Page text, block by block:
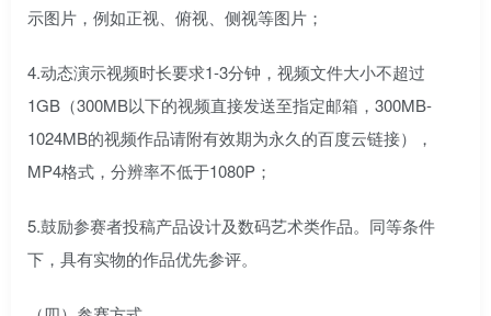
示图片，例如正视、俯视、侧视等图片；
4.动态演示视频时长要求1-3分钟，视频文件大小不超过
1GB（300MB以下的视频直接发送至指定邮箱，300MB-
1024MB的视频作品请附有效期为永久的百度云链接），
MP4格式，分辨率不低于1080P；
5.鼓励参赛者投稿产品设计及数码艺术类作品。同等条件
下，具有实物的作品优先参评。